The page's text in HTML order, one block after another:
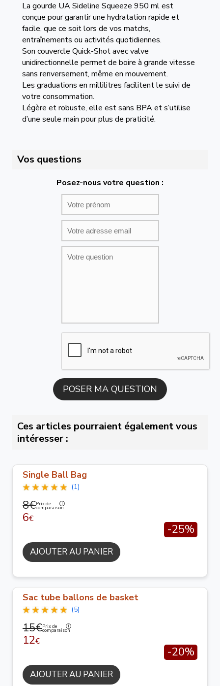
La gourde UA Sideline Squeeze 950 ml est
conçue pour garantir une hydratation rapide et
facile, que ce soit lors de vos matchs,
entraînements ou activités quotidiennes.
Son couvercle Quick-Shot avec valve
unidirectionnelle permet de boire à grande vitesse
sans renversement, même en mouvement.
Les graduations en millilitres facilitent le suivi de
votre consommation.
Légère et robuste, elle est sans BPA et s’utilise
d’une seule main pour plus de praticité.
Vos questions
Posez-nous votre question :
Ces articles pourraient également vous
intéresser :
Single Ball Bag
(1)
8€Prix de
comparaison
6€
-25%
AJOUTER AU PANIER
Sac tube ballons de basket
(5)
15€Prix de
comparaison
12€
-20%
AJOUTER AU PANIER